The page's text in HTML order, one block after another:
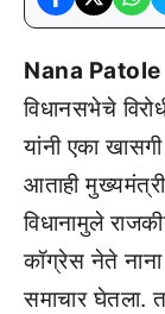
Nana Patole
विधानसभेचे
यांनी एका
आताही
विधानामुले
कॉग्रेस नेते नाना
समाचार घेतला.